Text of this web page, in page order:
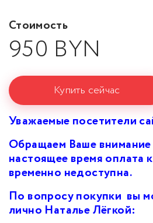
Стоимость
950 BYN
Купить сейчас
Уважаемые посетители
Обращаем Ваше внимание
настоящее время оплата
временно недоступна.
По вопросу покупки вы
лично Наталье Лёгкой: